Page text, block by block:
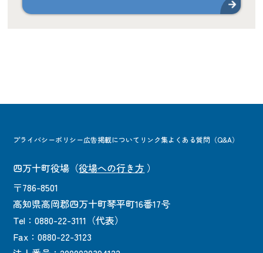
プライバシーポリシー広告掲載について リンク集よくある質問（Q&A）
四万十町役場 （役場への行き方 ）
〒786-8501
高知県高岡郡四万十町琴平町16番17号
Tel：0880-22-3111（代表）
Fax：0880-22-3123